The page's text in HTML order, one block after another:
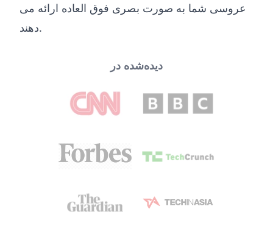
عروسی شما به صورت بصری فوق العاده ارائه می
دهند.
دیده‌شده در